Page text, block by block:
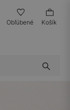
Obľúbené Košík